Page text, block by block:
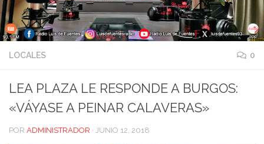
LOCALES 0
LEA PLAZA LE RESPONDE A BURGOS:
«VÁYASE A PEINAR CALAVERAS»
POR ADMINISTRADOR · JUNIO 12, 2018